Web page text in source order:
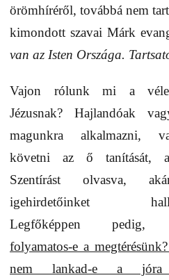
örömhíréről, továbbá nem
kimondott szavai Márk
van az Isten Országa.
Vajon rólunk mi a
Jézusnak? Hajlandóak
magunkra alkalmazni,
követni az ő tanítását,
Szentírást olvasva,
igehirdetőinket
Legfőképpen pedig,
folyamatos-e a
nem lankad-e a